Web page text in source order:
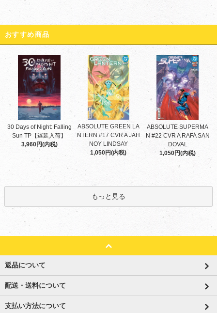
おすすめ商品
30 Days of Night: Falling
Sun TP【遅延入荷】
3,960円(内税)
ABSOLUTE GREEN LA
NTERN #17 CVR A JAH
NOY LINDSAY
1,050円(内税)
ABSOLUTE SUPERMA
N #22 CVR A RAFA SAN
DOVAL
1,050円(内税)
もっと見る
返品について
配送・送料について
支払い方法について